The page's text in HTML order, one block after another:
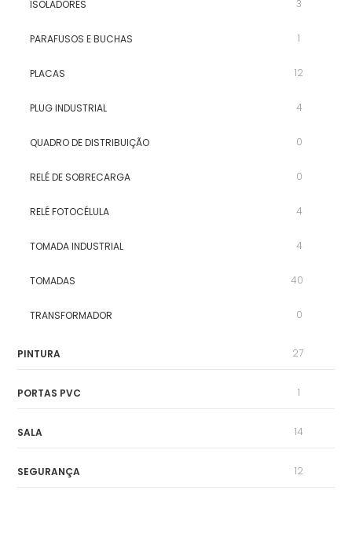
ISOLADORES 3
PARAFUSOS E BUCHAS 1
PLACAS 12
PLUG INDUSTRIAL 4
QUADRO DE DISTRIBUIÇÃO 0
RELÉ DE SOBRECARGA 0
RELÉ FOTOCÉLULA 4
TOMADA INDUSTRIAL 4
TOMADAS 40
TRANSFORMADOR 0
PINTURA 27
PORTAS PVC 1
SALA 14
SEGURANÇA 12